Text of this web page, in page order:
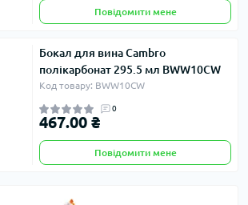
Повідомити мене
Бокал для вина Cambro
полікарбонат 295.5 мл BWW10CW
Код товару: BWW10CW
0
467.00 ₴
Повідомити мене